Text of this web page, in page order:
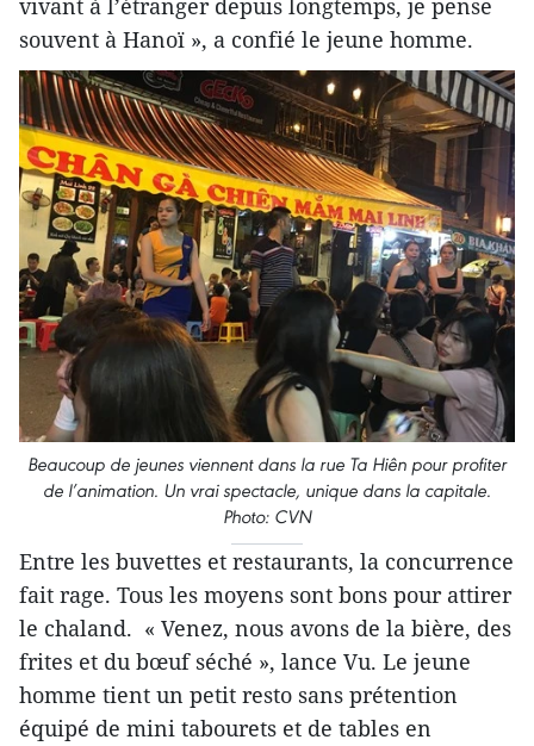
vivant à l’étranger depuis longtemps, je pense
souvent à Hanoï », a confié le jeune homme.
Beaucoup de jeunes viennent dans la rue Ta Hiên pour profiter
de l’animation. Un vrai spectacle, unique dans la capitale.
Photo: CVN
Entre les buvettes et restaurants, la concurrence
fait rage. Tous les moyens sont bons pour attirer
le chaland. « Venez, nous avons de la bière, des
frites et du bœuf séché », lance Vu. Le jeune
homme tient un petit resto sans prétention
équipé de mini tabourets et de tables en